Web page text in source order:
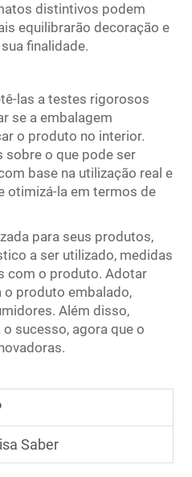
distintivos podem
equilibrarão decoração e
finalidade.
las a testes rigorosos
se a embalagem
o produto no interior.
sobre o que pode ser
base na utilização real e
otimizá-la em termos de
para seus produtos,
a ser utilizado, medidas
com o produto. Adotar
o produto embalado,
Além disso,
sucesso, agora que o
Saber